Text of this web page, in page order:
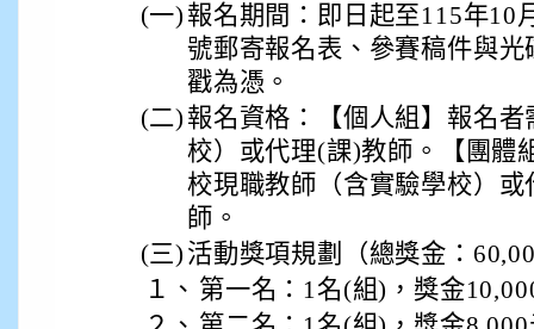
(一) 報名期間：即日起至115年10
號郵寄報名表、參賽稿件與
戳為憑。
(二) 報名資格：【個人組】報名
校）或代理(課)教師。【團體
校現職教師（含實驗學校）
師。
(三) 活動獎項規劃（總獎金：
１、 第一名：1名(組)，獎金